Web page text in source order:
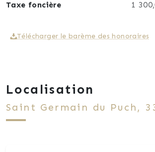
Taxe foncière 1
Télécharger le barème des honoraires
Localisation
Saint Germain du Puch,